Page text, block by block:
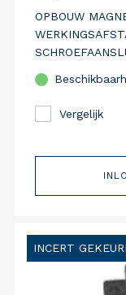
OPBOUW
Vergelijk
INCERT